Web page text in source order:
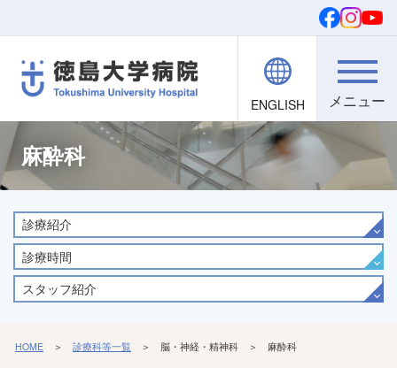
ご寄付
ENGLISH 検索
院内職員向け
文字・背景
麻酔科
診療紹介
診療時間
スタッフ紹介
HOME ＞ 診療科等一覧 ＞ 脳・神経・精神科 ＞ 麻酔科